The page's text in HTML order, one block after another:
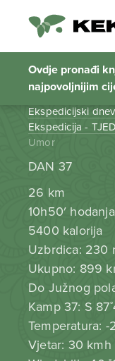
Ovdje pronađi
najpovoljnijim
Umor
Početna stranica
Ekspedicijski
Ekspedicija -
Umor
DAN 37
26 km
10h50′ hodanja
5400 kalorija
Uzbrdica: 230
Ukupno: 899
Do Južnog
Kamp 37: S
Temperatura: -
Vjetar: 30 kmh